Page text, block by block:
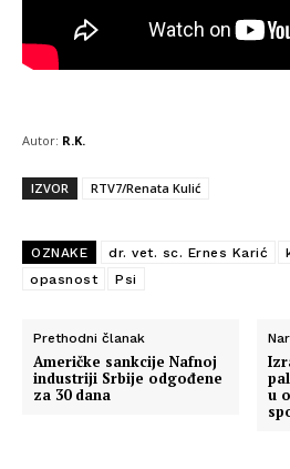
Autor: R.K.
IZVOR RTV7/Renata Kulić
OZNAKE dr. vet. sc. Ernes Karić
opasnost
Psi
Prethodni članak
Američke sankcije Nafnoj
industriji Srbije odgođene
za 30 dana
u